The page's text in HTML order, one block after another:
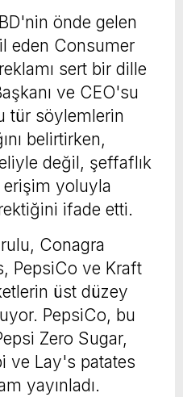
önde gelen
eden Consumer
sert bir dille
ve CEO'su
tür söylemlerin
belirtirken,
değil, şeffaflık
yoluyla
ifade etti.
Conagra
PepsiCo ve Kraft
üst düzey
PepsiCo, bu
Zero Sugar,
ve Lay's patates
yayınladı.